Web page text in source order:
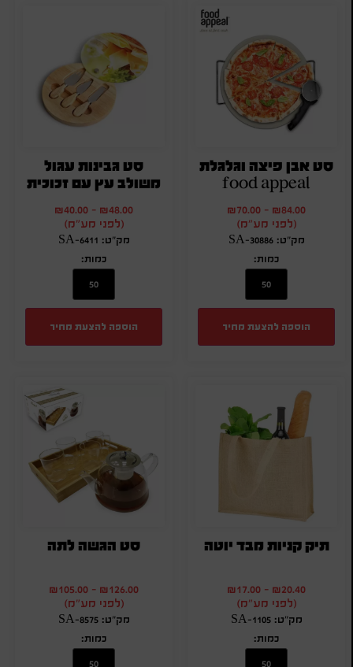
סט אבן פיצה וגלגלת
food appeal
₪84.00
-
₪70.00
(לפני מע"מ)
מק"ט: SA-30886
כמות:
הוספה להצעת מחיר
סט גבינות עגול
משולב עץ עם זכוכית
₪48.00
-
₪40.00
(לפני מע"מ)
מק"ט: SA-6411
כמות:
הוספה להצעת מחיר
תיק קניות מבד יוטה
₪20.40
-
₪17.00
(לפני מע"מ)
מק"ט: SA-1105
כמות:
סט הגשה לתה
₪126.00
-
₪105.00
(לפני מע"מ)
מק"ט: SA-8575
כמות: